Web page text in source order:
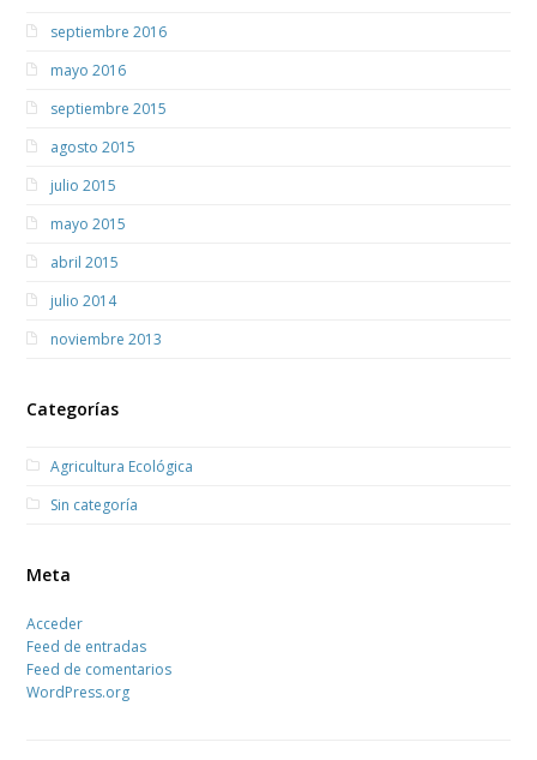
septiembre 2016
mayo 2016
septiembre 2015
agosto 2015
julio 2015
mayo 2015
abril 2015
julio 2014
noviembre 2013
Categorías
Agricultura Ecológica
Sin categoría
Meta
Acceder
Feed de entradas
Feed de comentarios
WordPress.org